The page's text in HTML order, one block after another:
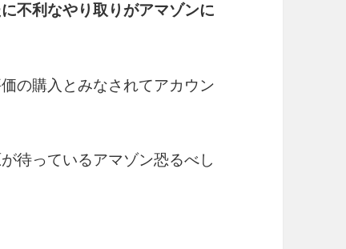
不利なやり取りがアマゾンに
の購入とみなされてアカウン
待っているアマゾン恐るべし